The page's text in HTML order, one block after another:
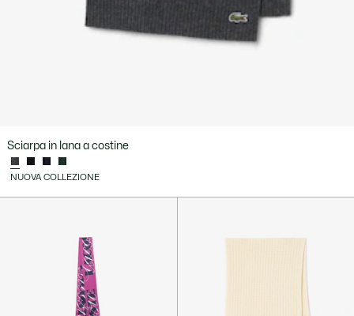
Sciarpa in lana a costine
NUOVA COLLEZIONE